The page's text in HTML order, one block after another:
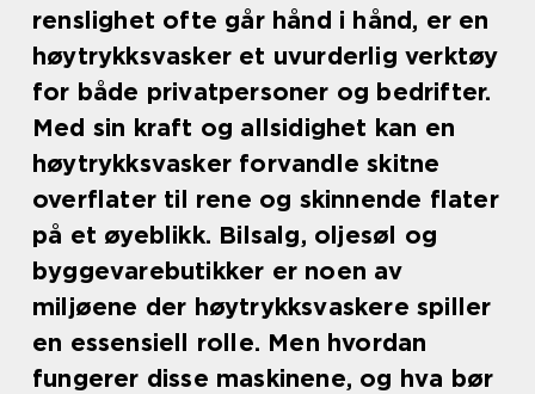
renslighet ofte går hånd i hånd, er en
høytrykksvasker et uvurderlig verktøy
for både privatpersoner og bedrifter.
Med sin kraft og allsidighet kan en
høytrykksvasker forvandle skitne
overflater til rene og skinnende flater
på et øyeblikk. Bilsalg, oljesøl og
byggevarebutikker er noen av
miljøene der høytrykksvaskere spiller
en essensiell rolle. Men hvordan
fungerer disse maskinene, og hva bør